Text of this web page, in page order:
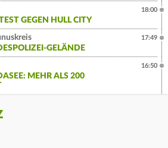
GEGEN HULL CITY
18:00
GELÄNDE
17:49
MEHR ALS 200
16:50